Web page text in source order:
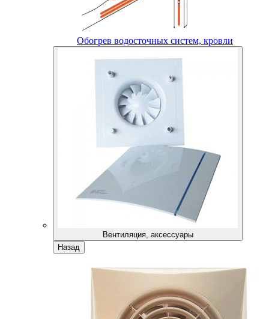
Обогрев водосточных систем, кровли
Вентиляция, аксессуары
Назад